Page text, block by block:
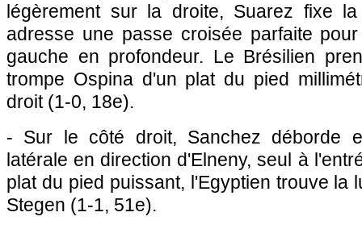
légèrement sur la droite, Suarez fixe
adresse une passe croisée parfaite
gauche en profondeur. Le Brésilien
trompe Ospina d'un plat du pied
droit (1-0, 18e).
- Sur le côté droit, Sanchez déborde
latérale en direction d'Elneny, seul à
plat du pied puissant, l'Egyptien trouve la
Stegen (1-1, 51e).